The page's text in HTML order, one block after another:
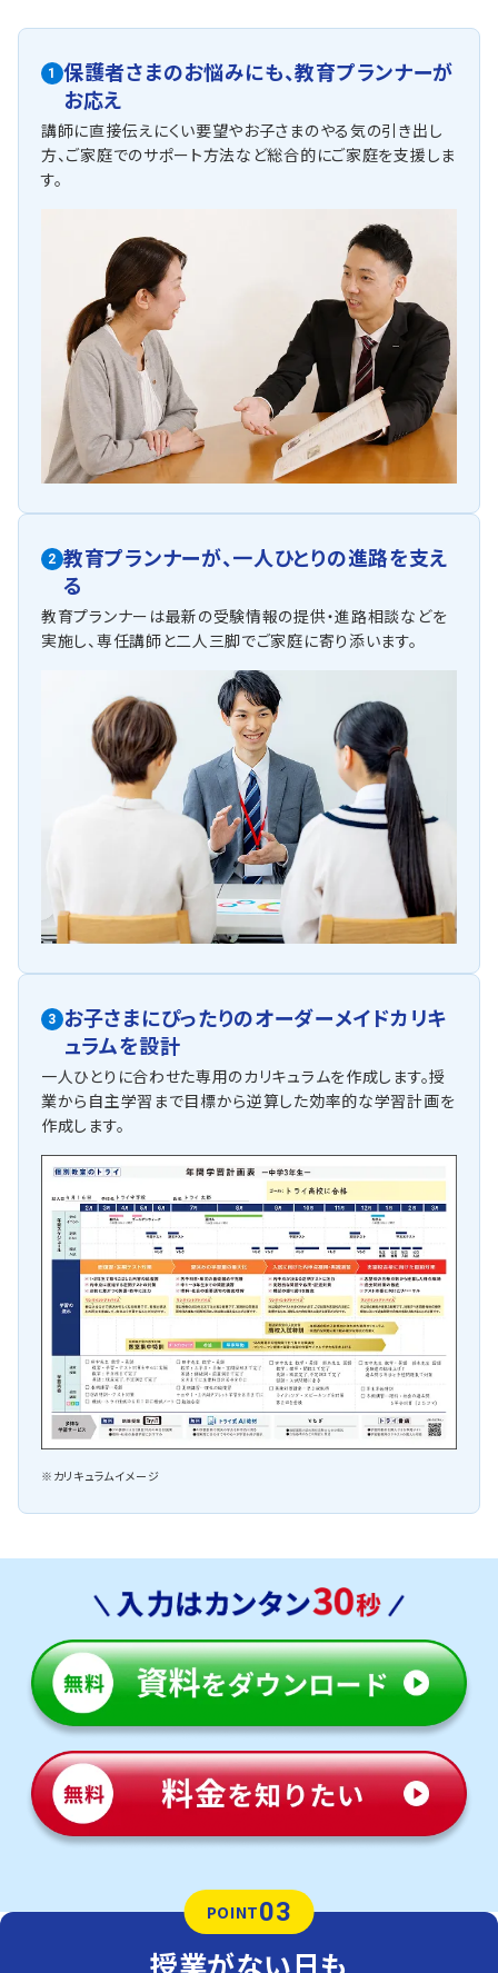
1 保護者さまのお悩みにも、教育プランナーが
お応え
講師に直接伝えにくい要望やお子さまのやる気の引き出し
方、ご家庭でのサポート方法など総合的にご家庭を支援しま
す。
2 教育プランナーが、一人ひとりの進路を支え
る
教育プランナーは最新の受験情報の提供・進路相談などを
実施し、専任講師と二人三脚でご家庭に寄り添います。
3 お子さまにぴったりのオーダーメイドカリキ
ュラムを設計
一人ひとりに合わせた専用のカリキュラムを作成します。授
業から自主学習まで目標から逆算した効率的な学習計画を
作成します。
※カリキュラムイメージ
POINT03
授業がない日も